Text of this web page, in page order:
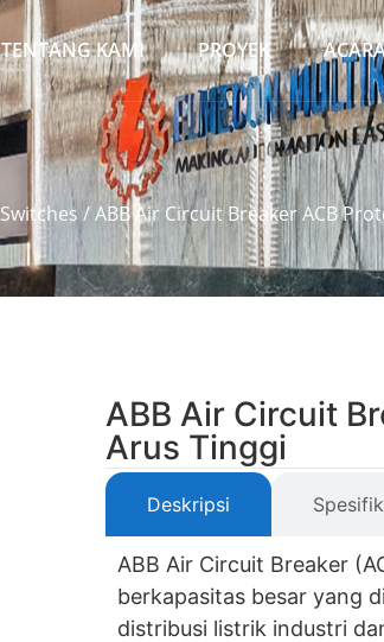
TENTANG KAMI PROYEK
/ ABB Air Circuit Breaker ACB
ABB Air Circuit
Arus Tinggi
Deskripsi
ABB Air Circuit Breaker
berkapasitas besar yang
distribusi listrik industri